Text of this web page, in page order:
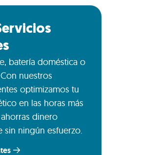
batería doméstica o
nuestros
optimizamos tu
en las horas más
dinero
sin ningún esfuerzo.